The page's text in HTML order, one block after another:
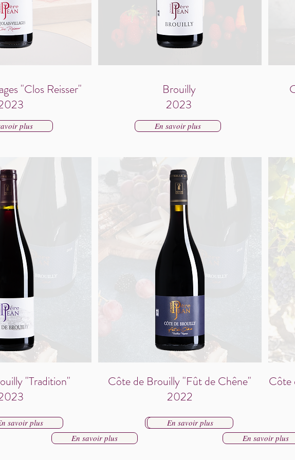
"Clos Reisser"
plus
Brouilly
2023
En savoir plus
savoir plus En savoir plus
En savoir plus
"Tradition"
Côte de Brouilly "Fût de Chêne"
2022
Côte
En savoir plus En savoir plus